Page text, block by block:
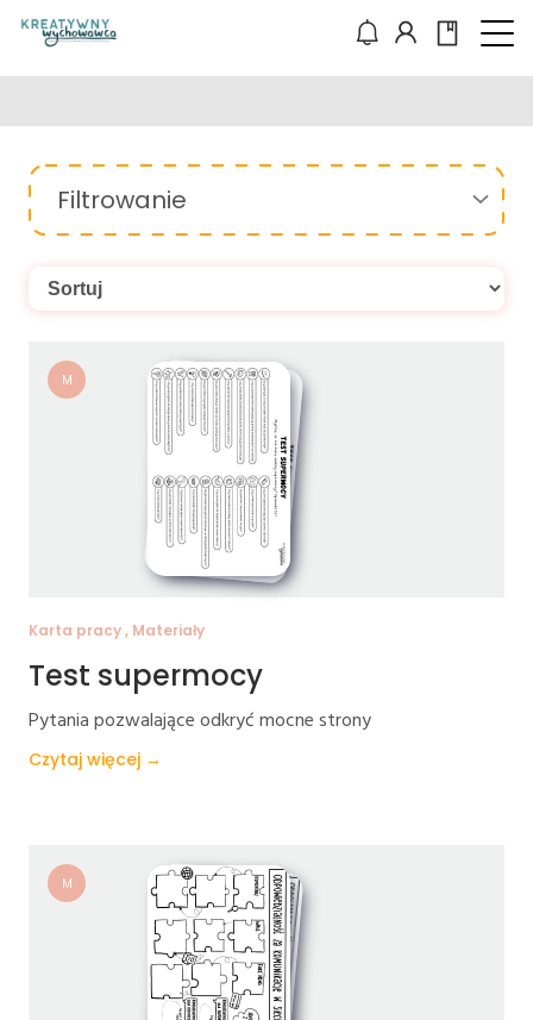
Filtrowanie
M
Karta pracy , Materiały
Test supermocy
Pytania pozwalające odkryć mocne strony
Czytaj więcej →
M